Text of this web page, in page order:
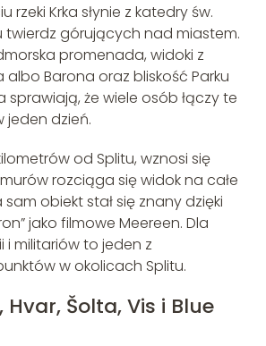
rzeki Krka słynie z katedry św.
twierdz górujących nad miastem.
promenada, widoki z
albo Barona oraz bliskość Parku
sprawiają, że wiele osób łączy te
jeden dzień.
od Splitu, wznosi się
murów rozciąga się widok na całe
obiekt stał się znany dzięki
jako filmowe Meereen. Dla
i militariów to jeden z
w okolicach Splitu.
Šolta, Vis i Blue